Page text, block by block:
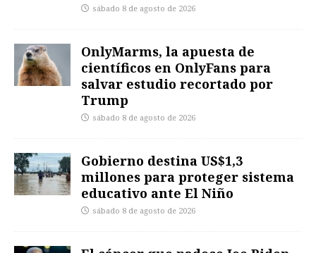
sábado 8 de agosto de 2026
OnlyMarms, la apuesta de
científicos en OnlyFans para
salvar estudio recortado por
Trump
sábado 8 de agosto de 2026
Gobierno destina US$1,3
millones para proteger sistema
educativo ante El Niño
sábado 8 de agosto de 2026